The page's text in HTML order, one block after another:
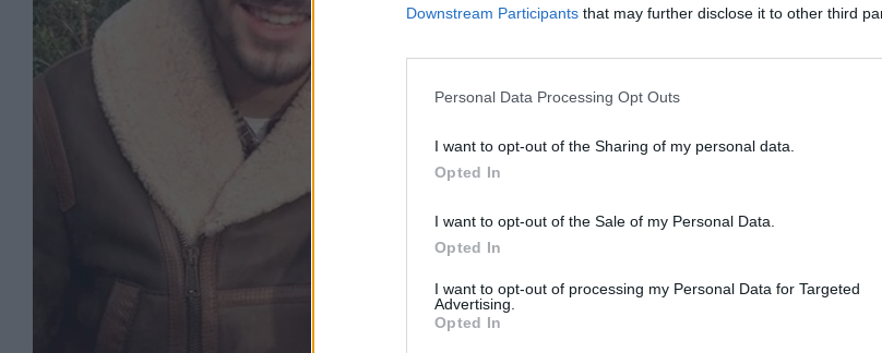
Downstream Participants that may further disclose it to other third
Personal Data Processing Opt Outs
I want to opt-out of the Sharing of my personal data.
Opted In
I want to opt-out of the Sale of my Personal Data.
Opted In
I want to opt-out of processing my Personal Data for Targeted
Advertising.
Opted In